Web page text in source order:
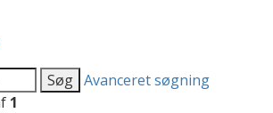
Søg Avanceret søgning
1